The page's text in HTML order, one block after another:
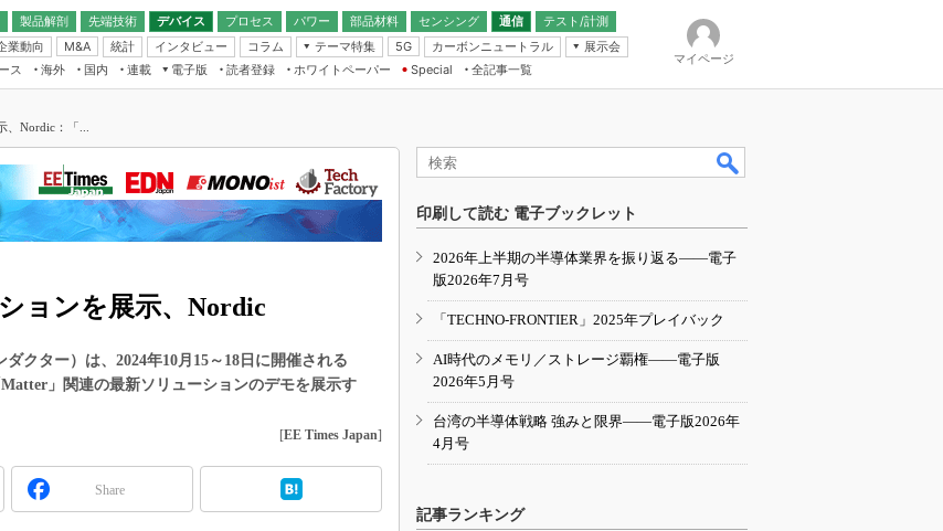
製品解剖
先端技術
デバイス
プロセス パワー 部品材料 センシング
通信
無線
テスト/計測
業動向 M&A 統計 インタビュー コラム
テーマ特集
フィジカルAI
半導体後工程
読者調査（EE Times Research）
カーボンニュートラル
電源設計（EDN Japan）
Japan）
5G カーボンニュートラル
展示会
IoT・エッジコンピューティング
EXPO
EdgeTech＋
TECHNO-FRONTIER
人とくるま展
ス 海外 国内
連載
信
ーカス
プ
み込みプレイバ
the
アの新トレンド
電子版
レット
読者登録 ホワイトペーパー
Special
全記事一覧
マイページ
、Nordic：「...
ョンを展示、Nordic
クター）は、2024年10月15～18日に開催される
」関連の最新ソリューションのデモを展示す
[EE Times Japan]
Share
印刷して読む 電子ブックレット
2026年上半期の半導体業界を振り返る――電子
版2026年7月号
「TECHNO-FRONTIER」2025年プレイバック
AI時代のメモリ／ストレージ覇権――電子版
2026年5月号
台湾の半導体戦略 強みと限界――電子版2026年
4月号
記事ランキング